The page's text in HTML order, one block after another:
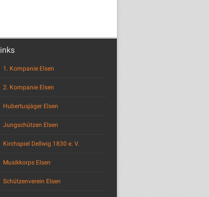
1. Kompanie Elsen
2. Kompanie Elsen
Hubertusjäger Elsen
Jungschützen Elsen
Kirchspiel Dellwig 1830 e. V.
Musikkorps Elsen
Schützenverein Elsen